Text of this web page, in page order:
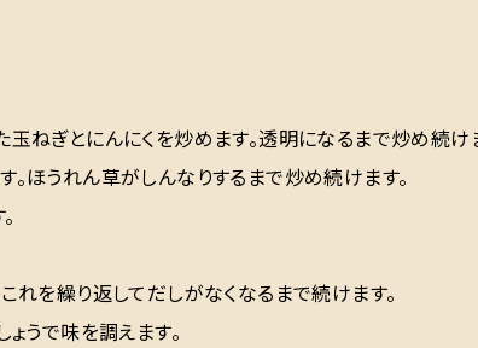
ねぎとにんにくを炒めます。透明になるまで炒め続け
ほうれん草がしんなりするまで炒め続けます。
れを繰り返してだしがなくなるまで続けます。
うで味を調えます。